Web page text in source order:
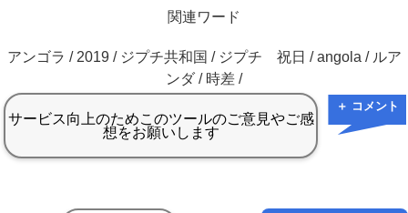
関連ワード
アンゴラ / 2019 / ジプチ共和国 / ジプチ 祝日 / angola / ルア
ンダ / 時差 /
＋ コメント